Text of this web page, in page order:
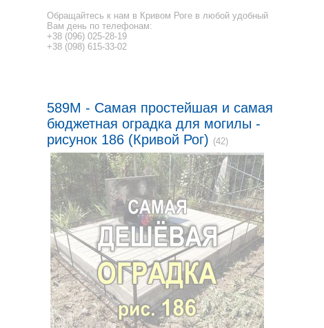
Обращайтесь к нам в Кривом Роге в любой удобный
Вам день по телефонам:
+38 (096) 025-28-19
+38 (098) 615-33-02
589M - Самая простейшая и самая
бюджетная оградка для могилы -
рисунок 186 (Кривой Рог) (42)